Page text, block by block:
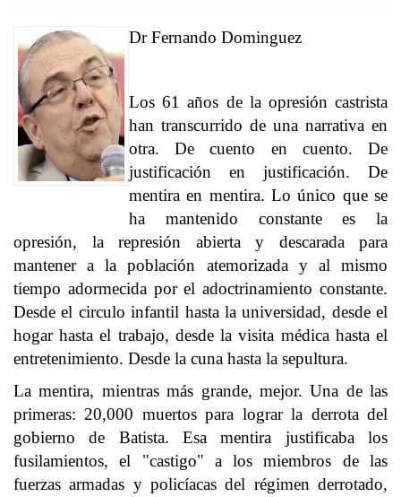
Dr Fernando Dominguez
Los 61 años de la opresión castrista
han transcurrido de una narrativa en
otra. De cuento en cuento. De
justificación en justificación. De
mentira en mentira. Lo único que se
ha mantenido constante es la
opresión, la represión abierta y descarada para
mantener a la población atemorizada y al mismo
tiempo adormecida por el adoctrinamiento constante.
Desde el circulo infantil hasta la universidad, desde el
hogar hasta el trabajo, desde la visita médica hasta el
entretenimiento. Desde la cuna hasta la sepultura.
La mentira, mientras más grande, mejor. Una de las
primeras: 20,000 muertos para lograr la derrota del
gobierno de Batista. Esa mentira justificaba los
fusilamientos, el "castigo" a los miembros de las
fuerzas armadas y policíacas del régimen derrotado,